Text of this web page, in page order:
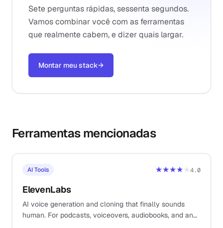
Sete perguntas rápidas, sessenta segundos.
Vamos combinar você com as ferramentas
que realmente cabem, e dizer quais largar.
Montar meu stack→
Ferramentas mencionadas
AI Tools ★★★★★4.0
ElevenLabs
AI voice generation and cloning that finally sounds
human. For podcasts, voiceovers, audiobooks, and any